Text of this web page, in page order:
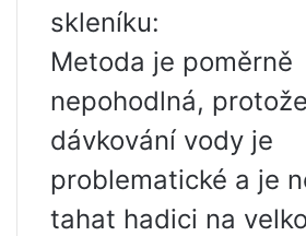
skleníku:
Metoda je poměrně
nepohodlná, protože
dávkování vody je
problematické a je
tahat hadici na